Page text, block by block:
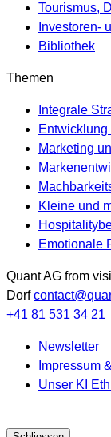
Tourismus,
Investoren-
Bibliothek
Themen
Integrale
Entwicklung
Marketing
Kleine und
Emotionale
Quant AG from
Dorf
+41 81 531 34 21
Newsletter
Impressum
Unser KI